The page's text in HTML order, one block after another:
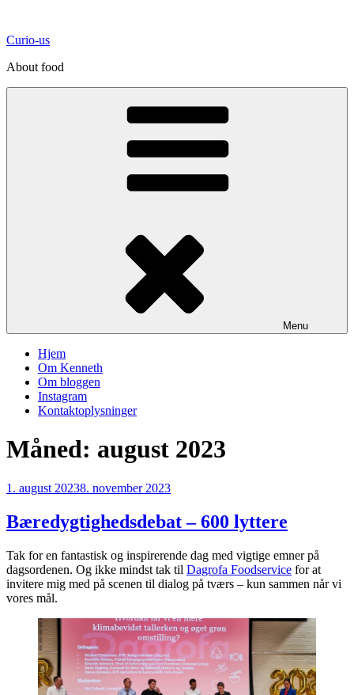
indhold
Curio-us
About food
Menu
Hjem
Om Kenneth
Om bloggen
Instagram
Kontaktoplysninger
Måned: august 2023
Udgivet
1. august 20238. november 2023
Bæredygtighedsdebat – 600 lyttere
Tak for en fantastisk og inspirerende dag med vigtige emner på
dagsordenen. Og ikke mindst tak til Dagrofa Foodservice for at
invitere mig med på scenen til dialog på tværs – kun sammen når vi
vores mål.